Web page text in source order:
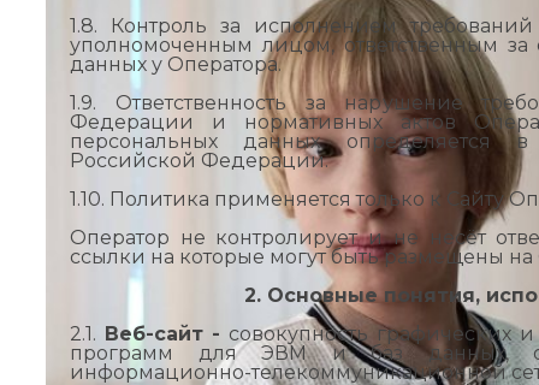
1.8. Контроль за исполнением
уполномоченным лицом, ответственным
данных у Оператора.
1.9. Ответственность за нарушение
Федерации и нормативных актов
персональных данных определяется в
Российской Федерации.
1.10. Политика применяется только к Сайту
Оператор не контролирует и не несёт
ссылки на которые могут быть размещены
2. Основные понятия,
2.1. Веб-сайт - совокупность графических
программ для ЭВМ и баз данных,
информационно-телекоммуникационной